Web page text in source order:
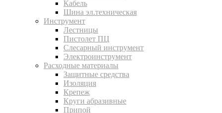
Кабель
Шина эл.техническая
Инструмент
Лестницы
Пистолет ПЦ
Слесарный инструмент
Электроинструмент
Расходные материалы
Защитные средства
Изоляция
Крепеж
Круги абразивные
Припой